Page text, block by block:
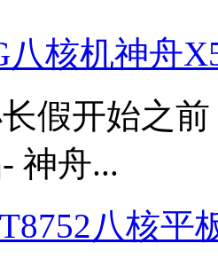
八核机神舟
假开始之
神舟...
八核平